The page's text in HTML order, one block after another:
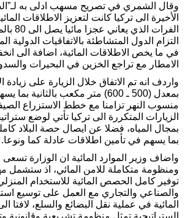
وقال الشمري في تصريح مسهب ادلى به
الأخيرة الى تركيا كانت لتعزيز الاطلاقات
الفرات
التزام الدول المتشاطئة بالاتفاقيات الدولية
في ما يخص الاطلاقات المائية، اضافة الى
الامطار مع تراجع الخزين في البحيرات
واردف انه تم الاتفاق خلال الزيارة على زيادة
بمعدل (500 ـ 600) متر مكعب بالثانية
منسوب النهر تزامنا مع خطط الاستزراع
الزيارات المتكررة الى تركيا تأتي لوضع
بمجال المياه، فضلا عن ايصال حصة البلاد
بما يسهم في تأمين اطلاقات عادلة كما ونوعا.
واضاف وزير الموارد المائية ان الوزارة تسعى
ومنظومة متكاملة للامن المائي، اذ ستشمل
توفير كامل الحصص المائية للاستخدام
والصناعي والتجاري مع العمل على توسيع
المائية في عملية نقل البضائع والسلع، لافتا
الستراتيجية تمثل منظومة تشريعية وقانونية